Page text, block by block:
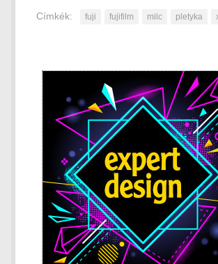
Címkék: fuji fujifilm milc pletyka